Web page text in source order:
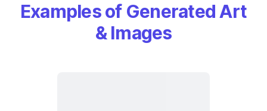
Examples of Generated Art
& Images